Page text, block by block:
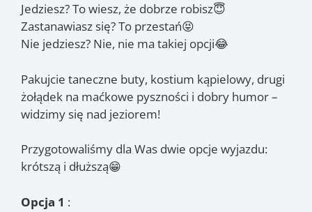
Jedziesz? To wiesz, że dobrze robisz😇
Zastanawiasz się? To przestań😝
Nie jedziesz? Nie, nie ma takiej opcji😂
Pakujcie taneczne buty, kostium kąpielowy, drugi
żołądek na maćkowe pyszności i dobry humor –
widzimy się nad jeziorem!
Przygotowaliśmy dla Was dwie opcje wyjazdu:
krótszą i dłuższą😁
Opcja 1 :